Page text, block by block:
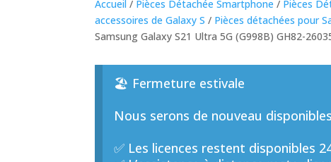
Accueil / Pièces Détachée Smartphone / Pièces
accessoires de Galaxy S / Pièces détachées pour
Samsung Galaxy S21 Ultra 5G (G998B) GH82-
🏖️ Fermeture estivale
Nous serons de nouveau
✅ Les licences restent disponibles